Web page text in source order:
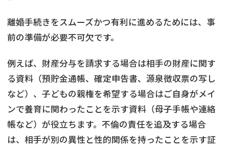
離婚手続きをスムーズかつ有利に進めるためには、事
前の準備が必要不可欠です。
例えば、財産分与を請求する場合は相手の財産に関す
る資料（預貯金通帳、確定申告書、源泉徴収票の写し
など）、子どもの親権を希望する場合はご自身がメイ
ンで養育に関わったことを示す資料（母子手帳や連絡
帳など）が役立ちます。不倫の責任を追及する場合
は、相手が別の異性と性的関係を持ったことを示す証